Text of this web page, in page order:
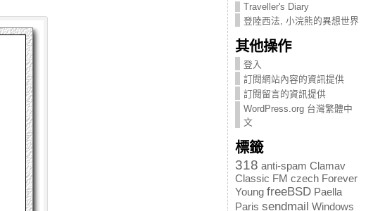
Traveller's Diary
登陸西法, 小浣熊的異想世界
其他操作
登入
訂閱網站內容的資訊提供
訂閱留言的資訊提供
WordPress.org 台灣繁體中
文
標籤
318 anti-spam Clamav
Classic FM czech Forever
Young freeBSD Paella
Paris sendmail Windows